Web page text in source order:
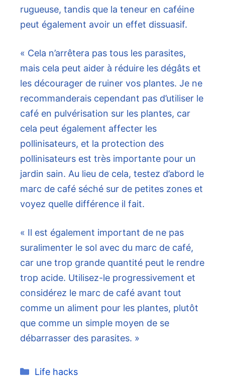
rugueuse, tandis que la teneur en caféine
peut également avoir un effet dissuasif.
« Cela n’arrêtera pas tous les parasites,
mais cela peut aider à réduire les dégâts et
les décourager de ruiner vos plantes. Je ne
recommanderais cependant pas d’utiliser le
café en pulvérisation sur les plantes, car
cela peut également affecter les
pollinisateurs, et la protection des
pollinisateurs est très importante pour un
jardin sain. Au lieu de cela, testez d’abord le
marc de café séché sur de petites zones et
voyez quelle différence il fait.
« Il est également important de ne pas
suralimenter le sol avec du marc de café,
car une trop grande quantité peut le rendre
trop acide. Utilisez-le progressivement et
considérez le marc de café avant tout
comme un aliment pour les plantes, plutôt
que comme un simple moyen de se
débarrasser des parasites. »
Catégories
Life hacks